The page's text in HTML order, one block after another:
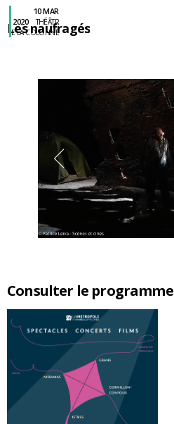
Consulter le programme
Les naufragés
10 MAR
2020
THÉÂTR
E LA COLONNE